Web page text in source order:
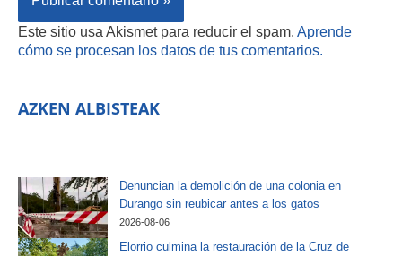
Este sitio usa Akismet para reducir el spam. Aprende
cómo se procesan los datos de tus comentarios.
AZKEN ALBISTEAK
Denuncian la demolición de una colonia en
Durango sin reubicar antes a los gatos
2026-08-06
Elorrio culmina la restauración de la Cruz de